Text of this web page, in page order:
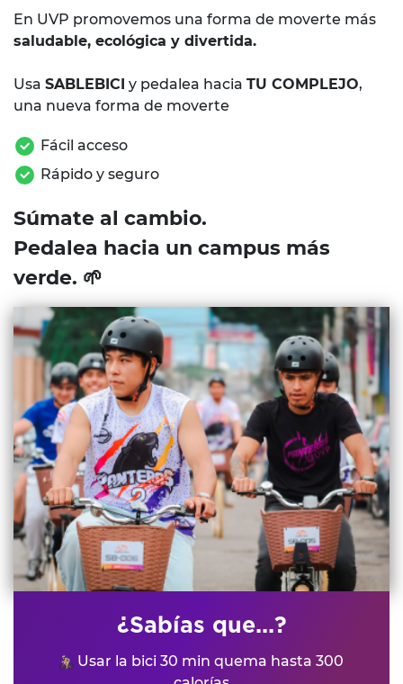
En UVP promovemos una forma de moverte más
saludable, ecológica y divertida.
Usa SABLEBICI y pedalea hacia TU COMPLEJO,
una nueva forma de moverte
Fácil acceso
Rápido y seguro
Súmate al cambio.
Pedalea hacia un campus más
verde. 🌱
¿Sabías que...?
Usar la bici 30 min quema hasta 300